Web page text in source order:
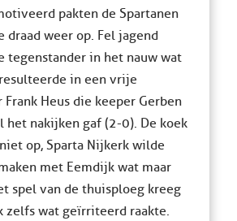
pakten de Spartanen
draad weer op. Fel jagend
tegenstander in het nauw wat
in een vrije
Heus die keeper Gerben
het nakijken gaf (2-0). De koek
op, Sparta Nijkerk wilde
met Eemdijk wat maar
spel van de thuisploeg kreeg
wat geïrriteerd raakte.